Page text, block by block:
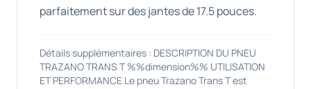
parfaitement sur des jantes de 17.5 pouces.
Détails supplémentaires : DESCRIPTION DU PNEU
TRAZANO TRANS T %%dimension%% UTILISATION
ET PERFORMANCE Le pneu Trazano Trans T est